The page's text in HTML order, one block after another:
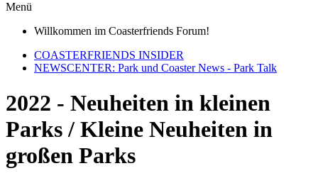
Menü
Willkommen im Coasterfriends Forum!
COASTERFRIENDS INSIDER
NEWSCENTER: Park und Coaster News - Park Talk
2022 - Neuheiten in kleinen
Parks / Kleine Neuheiten in
großen Parks